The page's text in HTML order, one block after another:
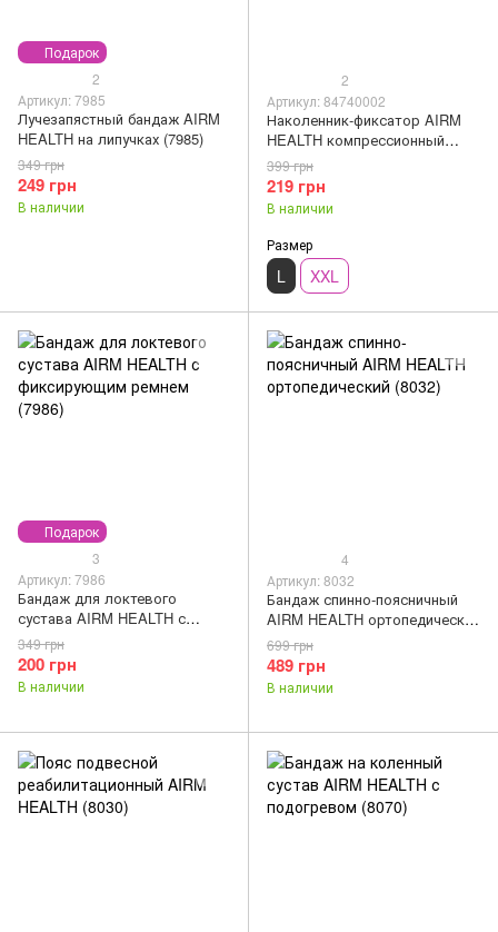
Подарок
2
Артикул: 7985
Лучезапястный бандаж AIRM
HEALTH на липучках (7985)
249 грн
349 грн
В наличии
2
Артикул: 84740002
Наколенник-фиксатор AIRM
HEALTH компрессионный
согревающий, размер L
(84740002)
219 грн
399 грн
В наличии
Размер
L XXL
Подарок
3
Артикул: 7986
Бандаж для локтевого
сустава AIRM HEALTH с
фиксирующим ремнем (7986)
200 грн
349 грн
В наличии
4
Артикул: 8032
Бандаж спинно-поясничный
AIRM HEALTH ортопедический
(8032)
489 грн
699 грн
В наличии